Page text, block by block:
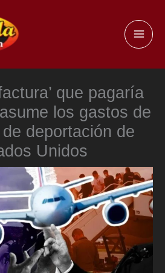
que pagaría
los gastos de
deportación de
Unidos